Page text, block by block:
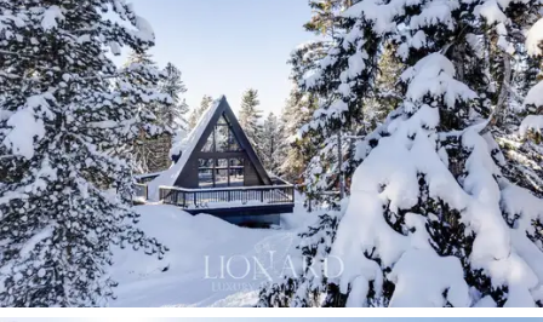
對於那些想要遠離大都市的喧囂生活、沉浸在未
受污染的純淨大自然中的人們來說，這座精緻的
待售小屋是完美的避難所。距離特倫托、卡納澤
伊和博爾扎諾及其機場僅幾公里，它保留了探索
文化豐富的地方並享受特倫蒂諾-上阿迪傑提供的
無可挑剔的服務的可能性，邀請您體驗高地的自
由感和清新空氣。海拔高度，那裡的風景讓你無
言以對，每個季節都有不同的細微差別，你永遠
不會厭倦。